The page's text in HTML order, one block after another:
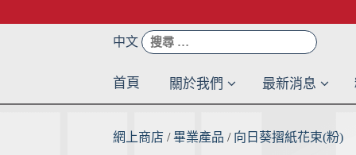
to
中文 搜
尋：
首頁 關於我們 最新消息
網上商店 /畢業產品 / 向日葵摺紙花束(粉)